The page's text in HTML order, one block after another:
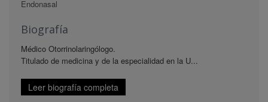
Endonasal
Biografía
Médico Otorrinolaringólogo.
Titulado de medicina y de la especialidad en la U...
Leer biografía completa